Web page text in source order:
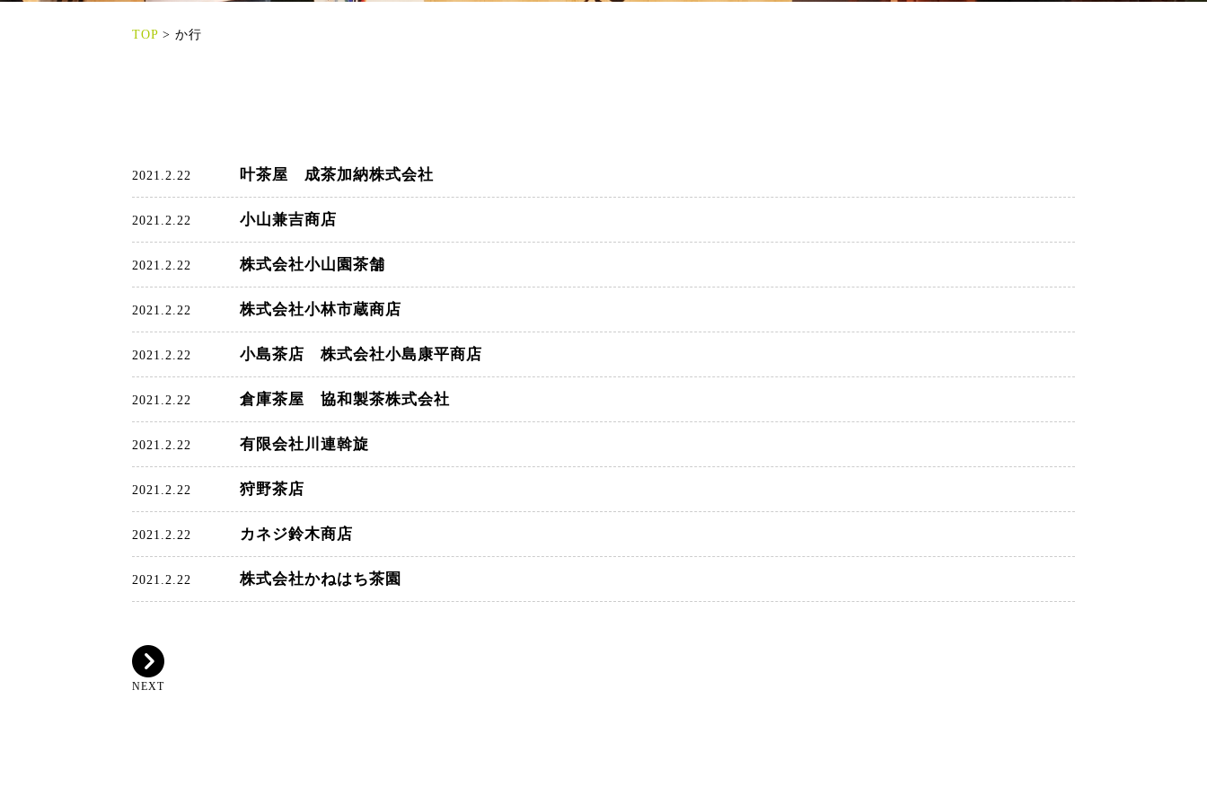
TOP > か行
2021.2.22 叶茶屋 成茶加納株式会社
2021.2.22 小山兼吉商店
2021.2.22 株式会社小山園茶舗
2021.2.22 株式会社小林市蔵商店
2021.2.22 小島茶店 株式会社小島康平商店
2021.2.22 倉庫茶屋 協和製茶株式会社
2021.2.22 有限会社川連斡旋
2021.2.22 狩野茶店
2021.2.22 カネジ鈴木商店
2021.2.22 株式会社かねはち茶園
NEXT